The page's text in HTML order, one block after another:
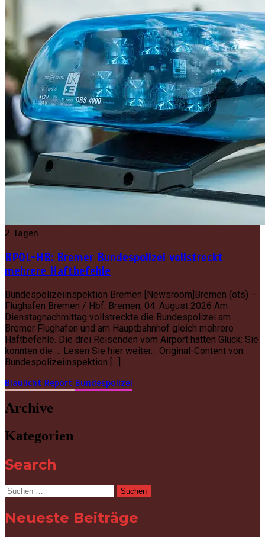
2 Tagen
BPOL-HB: Bremer Bundespolizei vollstreckt
mehrere Haftbefehle
Bundespolizeiinspektion Bremen [Newsroom]Bremen (ots) –
Flughafen Bremen / Hbf. Bremen, 04. August 2026 Am
Dienstagnachmittag vollstreckte die Bundespolizei am
Bremer Flughafen und am Hauptbahnhof gleich mehrere
Haftbefehle. Die drei Reisenden vom Airport hatten Glück: Sie
konnten die … Lesen Sie hier weiter… Original-Content von:
Bundespolizeiinspektion […]
Blaulicht Report Bundespolizei
Archive
Kategorien
Search
Suchen
Neueste Beiträge